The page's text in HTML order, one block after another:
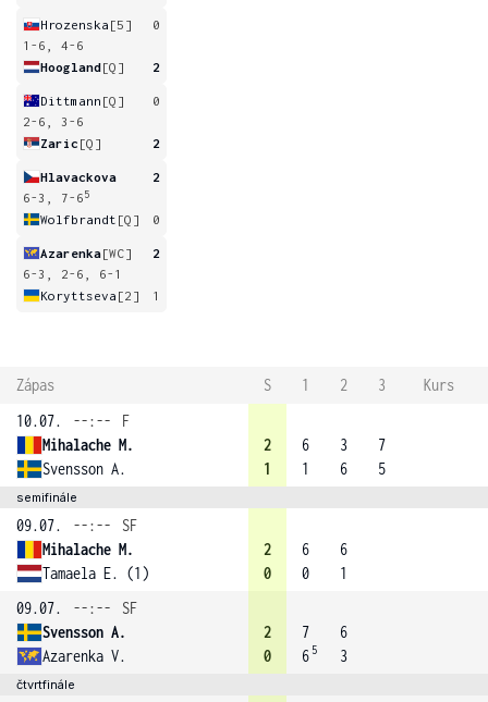
Hrozenska [5]
0
1-6, 4-6
Hoogland[Q] 2
Dittmann [Q]
0
2-6, 3-6
Zaric [Q] 2
Hlavackova
2
6-3, 7-6 5
Wolfbrandt [Q] 0
Azarenka[WC]
2
6-3, 2-6, 6-1
Koryttseva [2] 1
Zápas S 1 2 3
Kurs
10.07.
--:--
F
Mihalache M.
Svensson A.
2
1
6
1
3
6
7
5
semifinále
09.07. --:--
SF
Mihalache M.
Tamaela E. (1)
2
0
6
0
6
1
09.07.
--:--
SF
Svensson A.
Azarenka V.
2
0
7
6 5
6
3
čtvrtfinále